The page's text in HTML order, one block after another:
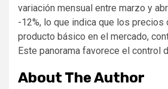
variación mensual entre marzo y
-12%, lo que indica que los precios
producto básico en el mercado,
Este panorama favorece el control
About The Author